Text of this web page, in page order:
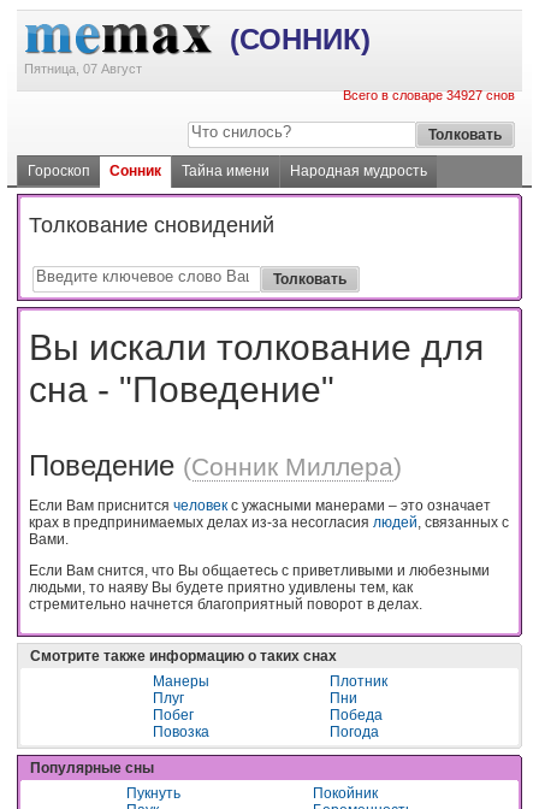
(СОННИК)
Пятница, 07 Август
Всего в словаре 34927 снов
Гороскоп Сонник Тайна имени Народная мудрость
Толкование сновидений
Вы искали толкование для
сна - "Поведение"
Поведение (Сонник Миллера)
Если Вам приснится человек с ужасными манерами – это означает
крах в предпринимаемых делах из-за несогласия людей, связанных с
Вами.
Если Вам снится, что Вы общаетесь с приветливыми и любезными
людьми, то наяву Вы будете приятно удивлены тем, как
стремительно начнется благоприятный поворот в делах.
Смотрите также информацию о таких снах
Манеры
Плотник
Плуг
Пни
Побег
Победа
Повозка
Погода
Популярные сны
Пукнуть
Покойник